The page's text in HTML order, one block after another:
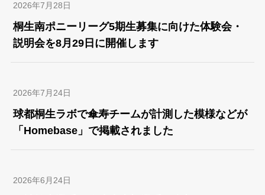
2026年7月28日
桐生南ポニーリーグ5期生募集に向けた体験会・
説明会を8月29日に開催します
2026年7月24日
球都桐生ラボで傘寿チームが計測した模様などが
「Homebase」で掲載されました
2026年6月24日